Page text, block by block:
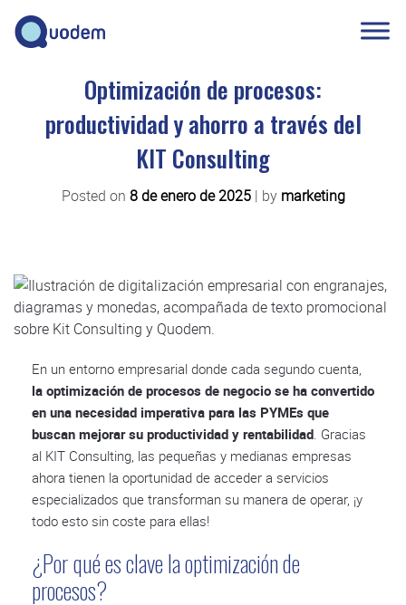
Optimización de procesos:
productividad y ahorro a través del
KIT Consulting
Posted on 8 de enero de 2025| by marketing
En un entorno empresarial donde cada segundo cuenta,
la optimización de procesos de negocio se ha convertido
en una necesidad imperativa para las PYMEs que
buscan mejorar su productividad y rentabilidad. Gracias
al KIT Consulting, las pequeñas y medianas empresas
ahora tienen la oportunidad de acceder a servicios
especializados que transforman su manera de operar, ¡y
todo esto sin coste para ellas!
¿Por qué es clave la optimización de
procesos?